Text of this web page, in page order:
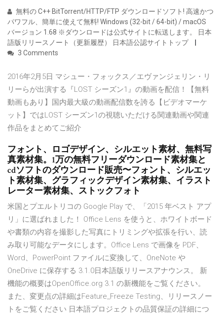
無料の C++ BitTorrent/HTTP/FTP ダウンロードソフト! 高速かつ
パワフル、簡単に使えて無料! Windows (32-bit / 64-bit) / macOS
バージョン 1.68 ※ダウンロードは公式サイトに転送します。 日本
語版リリースノート（更新履歴） 日本語公認サイトトップ
3 Comments
2016年2月5日 マシュー・フォックス／エヴァンジェリン・リ
リーらが出演する『LOST シーズン1』の動画を配信！【無料
動画もあり】国内最大級の動画配信数を誇る【ビデオマーケ
ット】ではLOST シーズン1の視聴いただける関連動画や関連
作品をまとめてご紹介
フォント、ロゴデザイン、シルエット素材、無料写
真素材集。1万の無料フリーダウンロード素材集と
cdソフトのダウンロード販売〜フォント、シルエッ
ト素材集、グラフィックデザイン素材集、イラスト
レーター素材集、ストックフォト
米国とプエルトリコの Google Play で、「2015 年ベスト アプ
リ」に選ばれました！ Office Lens を使うと、ホワイトボード
や書類の内容を撮影した写真にトリミングや拡張を行い、読
み取り可能なデータにします。Office Lens で画像を PDF、
Word、PowerPoint ファイルに変換して、OneNote や
OneDrive に保存する 3.1.0日本語版リリースアナウンス。 新
機能の概要はOpenOffice.org 3.1 の新機能をご覧ください。
また、変更点の詳細はFeature_Freeze Testing、リリースノー
トをご覧ください 日本語プロジェクトの品質保証の詳細につ